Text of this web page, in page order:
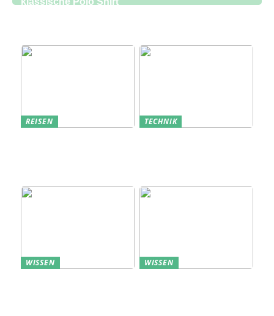
REISEN
TECHNIK
WISSEN
WISSEN